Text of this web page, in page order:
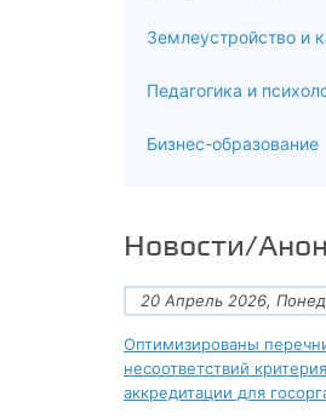
Землеустройство и
Педагогика и
Бизнес-образование
Новости/
20 Апрель 2026,
Оптимизированы
несоответствий
аккредитации для